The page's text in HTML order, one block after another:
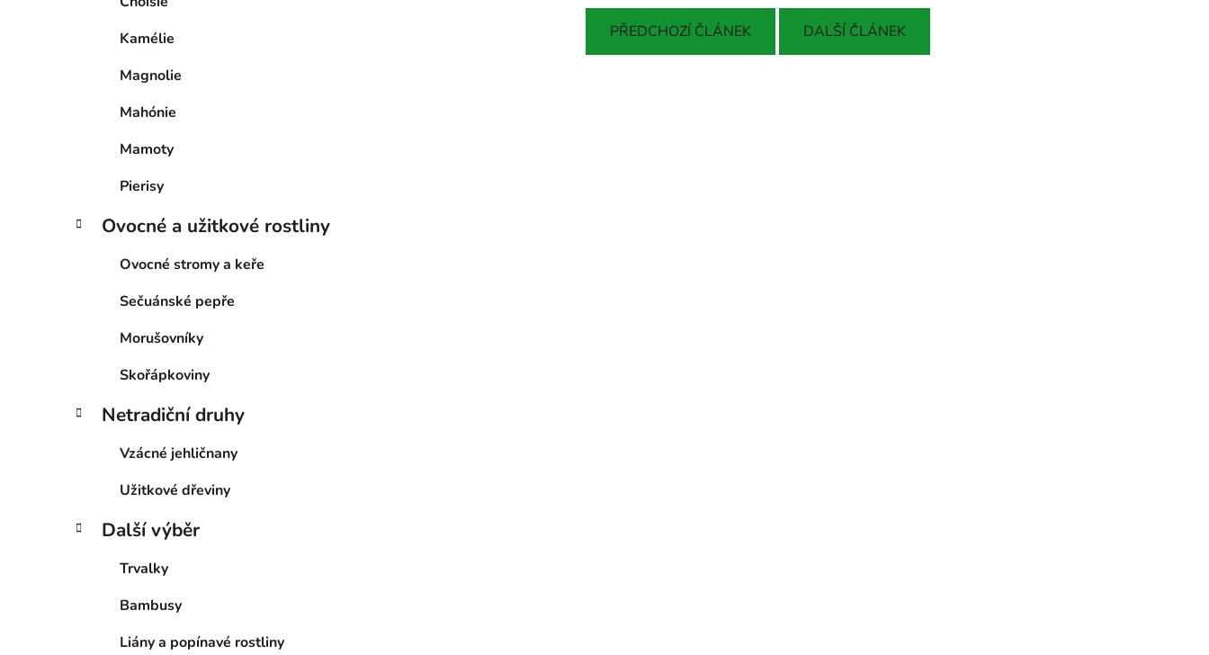
Kamélie
Magnolie
Mahónie
Mamoty
Pierisy
Ovocné a užitkové rostliny
Ovocné stromy a keře
Sečuánské pepře
Morušovníky
Skořápkoviny
Netradiční druhy
Vzácné jehličnany
Užitkové dřeviny
Další výběr
Trvalky
Bambusy
Liány a popínavé rostliny
PŘEDCHOZÍ ČLÁNEK DALŠÍ ČLÁNEK